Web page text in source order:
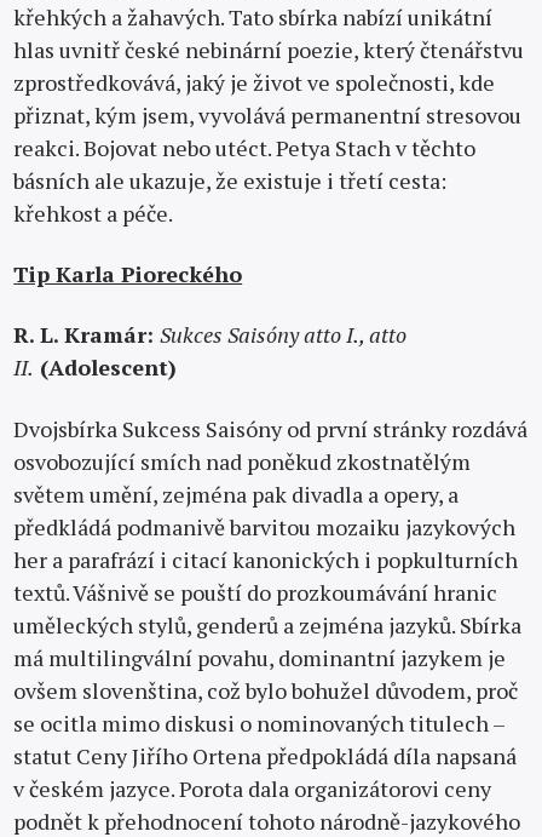
křehkých a žahavých. Tato sbírka nabízí unikátní
hlas uvnitř české nebinární poezie, který čtenářstvu
zprostředkovává, jaký je život ve společnosti, kde
přiznat, kým jsem, vyvolává permanentní stresovou
reakci. Bojovat nebo utéct. Petya Stach v těchto
básních ale ukazuje, že existuje i třetí cesta:
křehkost a péče.
Tip Karla Pioreckého
R. L. Kramár:Sukces Saisóny atto I., atto
II. (Adolescent)
Dvojsbírka Sukcess Saisóny od první stránky rozdává
osvobozující smích nad poněkud zkostnatělým
světem umění, zejména pak divadla a opery, a
předkládá podmanivě barvitou mozaiku jazykových
her a parafrází i citací kanonických i popkulturních
textů. Vášnivě se pouští do prozkoumávání hranic
uměleckých stylů, genderů a zejména jazyků. Sbírka
má multilingvální povahu, dominantní jazykem je
ovšem slovenština, což bylo bohužel důvodem, proč
se ocitla mimo diskusi o nominovaných titulech –
statut Ceny Jiřího Ortena předpokládá díla napsaná
v českém jazyce. Porota dala organizátorovi ceny
podnět k přehodnocení tohoto národně-jazykového